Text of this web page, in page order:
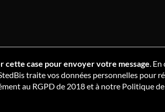
cette case pour envoyer votre message. En
traite vos données personnelles pour
au RGPD de 2018 et à notre Politique